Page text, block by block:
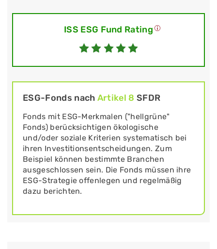
ISS ESG Fund Rating
ESG-Fonds nach Artikel 8 SFDR
Fonds mit ESG-Merkmalen ("hellgrüne"
Fonds) berücksichtigen ökologische
und/oder soziale Kriterien systematisch bei
ihren Investitionsentscheidungen. Zum
Beispiel können bestimmte Branchen
ausgeschlossen sein. Die Fonds müssen ihre
ESG-Strategie offenlegen und regelmäßig
dazu berichten.